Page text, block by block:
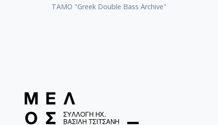
ΤΑΜΟ "Greek Double Bass Archive"